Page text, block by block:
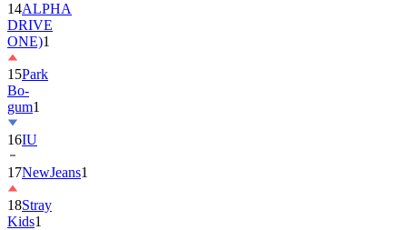
14ALPHA
DRIVE
ONE)1
15Park
Bo-
gum1
16IU
17NewJeans1
18Stray
Kids1